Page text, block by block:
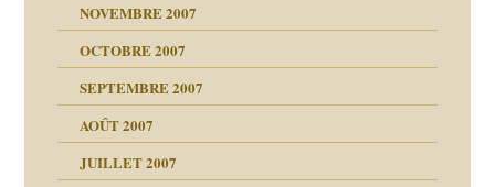
à lui
printemps
NOVEMBRE 2007
OCTOBRE 2007
SEPTEMBRE 2007
AOÛT 2007
JUILLET 2007